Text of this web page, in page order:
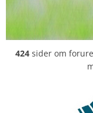
424 sider om